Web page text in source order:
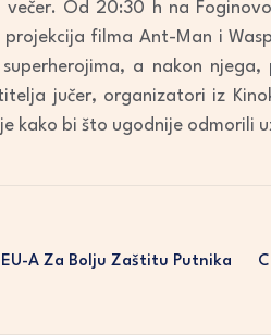
večer. Od 20:30 h na
projekcija filma Ant-Man i
a nakon
jučer, organizatori iz
kako bi što ugodnije odmorili
A Za Bolju Zaštitu Putnika